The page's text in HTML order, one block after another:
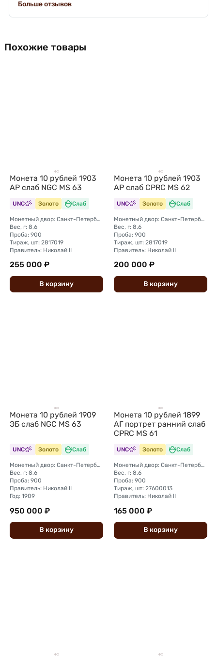
Больше отзывов
Похожие товары
Монета 10 рублей 1903
АР слаб NGC MS 63
UNC Золото Слаб
Монетный двор: Санкт-Петербургский монетный двор
Вес, г: 8,6
Проба: 900
Тираж, шт: 2817019
Правитель: Николай II
255 000 ₽
В корзину
Монета 10 рублей 1903
АР слаб CPRC MS 62
UNC Золото Слаб
Монетный двор: Санкт-Петербургский монетный двор
Вес, г: 8,6
Проба: 900
Тираж, шт: 2817019
Правитель: Николай II
200 000 ₽
В корзину
Монета 10 рублей 1909
ЭБ слаб NGC MS 63
UNC Золото Слаб
Монетный двор: Санкт-Петербургский монетный двор
Вес, г: 8,6
Проба: 900
Правитель: Николай II
Год: 1909
950 000 ₽
В корзину
Монета 10 рублей 1899
АГ портрет ранний слаб
CPRC MS 61
UNC Золото Слаб
Монетный двор: Санкт-Петербургский монетный двор
Вес, г: 8,6
Проба: 900
Тираж, шт: 27600013
Правитель: Николай II
165 000 ₽
В корзину